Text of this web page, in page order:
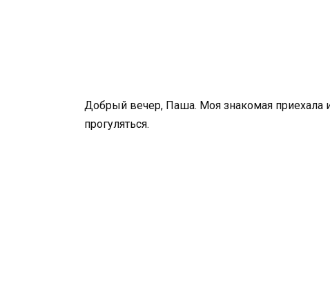
Добрый вечер, Паша. Моя знакомая приехала
прогуляться.